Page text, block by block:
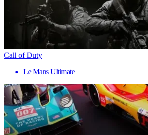
Call of Duty
Le Mans Ultimate